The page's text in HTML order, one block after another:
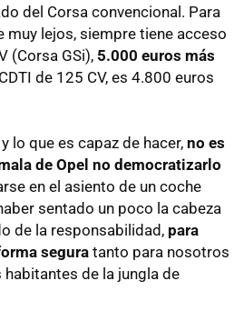
del Corsa convencional. Para
muy lejos, siempre tiene acceso
(Corsa GSi), 5.000 euros más
de 125 CV, es 4.800 euros
lo que es capaz de hacer, no es
de Opel no democratizarlo
en el asiento de un coche
sentado un poco la cabeza
de la responsabilidad, para
segura tanto para nosotros
de la jungla de